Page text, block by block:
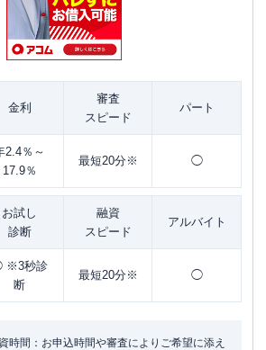
金利
審査
スピード
パート
2.4％～
17.9％
最短20分※ ◯
お試し
診断
融資
スピード
アルバイト
※3秒診
断
最短20分※ ◯
時間：お申込時間や審査によりご希望に添え